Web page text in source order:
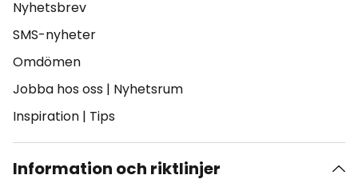
Nyhetsbrev
SMS-nyheter
Omdömen
Jobba hos oss | Nyhetsrum
Inspiration | Tips
Information och riktlinjer